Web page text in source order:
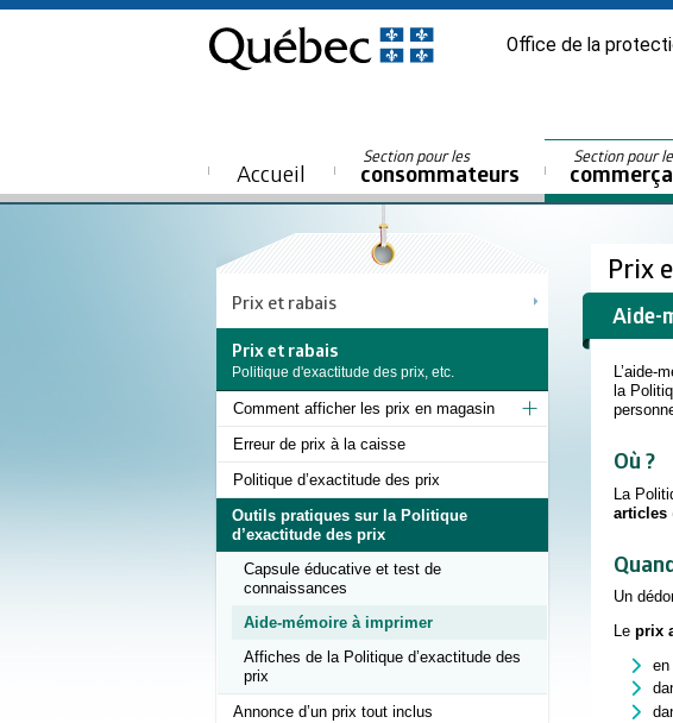
Office de la
Accueil
Section pour les
consommateurs
Section pour
Prix et rabais
Prix et rabais
Politique d'exactitude des prix, etc.
Comment afficher les prix en magasin
Erreur de prix à la caisse
Politique d’exactitude des prix
Outils pratiques sur la Politique
d’exactitude des prix
Capsule éducative et test de
connaissances
Aide-mémoire à imprimer
Affiches de la Politique d’exactitude des
prix
Annonce d’un prix tout inclus
Prix
Aide-
L’aide-
la
Où ?
La
articles
Un
Le prix
en